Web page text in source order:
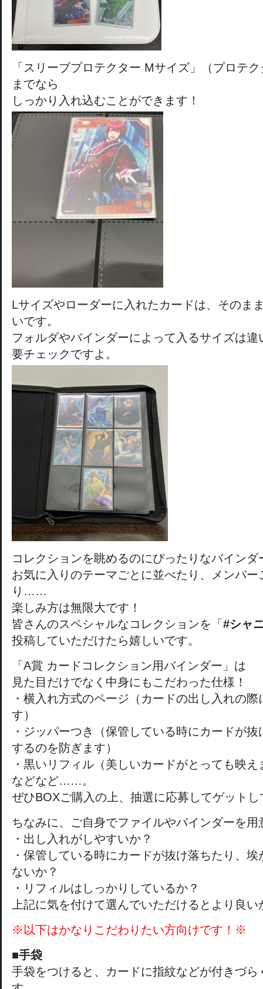
「スリーブプロテクター Mサイズ」（プロテ
までなら
しっかり入れ込むことができます！
Lサイズやローダーに入れたカードは、そのま
いです。
フォルダやバインダーによって入るサイズは
要チェックですよ。
コレクションを眺めるのにぴったりなバインダ
お気に入りのテーマごとに並べたり、メンバー
り……
楽しみ方は無限大です！
皆さんのスペシャルなコレクションを「 #シャ
投稿していただけたら嬉しいです。
「A賞 カードコレクション用バインダー」は
見た目だけでなく中身にもこだわった仕様！
・横入れ方式のページ（カードの出し入れの
す）
・ジッパーつき（保管している時にカードが
するのを防ぎます）
・黒いリフィル（美しいカードがとっても映え
などなど……。
ぜひBOXご購入の上、抽選に応募してゲット
ちなみに、ご自身でファイルやバインダーを用
・出し入れがしやすいか？
・保管している時にカードが抜け落ちたり、
ないか？
・リフィルはしっかりしているか？
上記に気を付けて選んでいただけるとより良
※以下はかなりこだわりたい方向けです！※
■手袋
手袋をつけると、カードに指紋などが付きづら